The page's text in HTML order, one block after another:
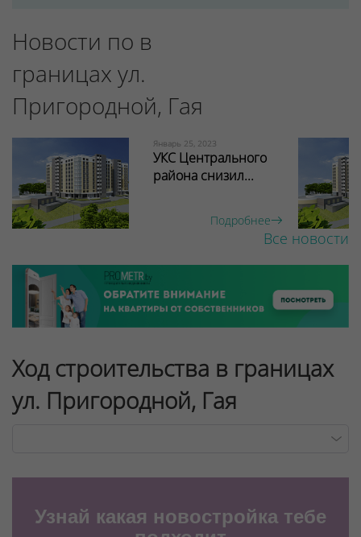
Новости по в
границах ул.
Пригородной, Гая
Январь 25, 2023
УКС Центрального
района снизил...
Подробнее
Все новости
Ход строительства в границах
ул. Пригородной, Гая
Узнай какая новостройка тебе
Для обеспечения удобства пользователей сайта